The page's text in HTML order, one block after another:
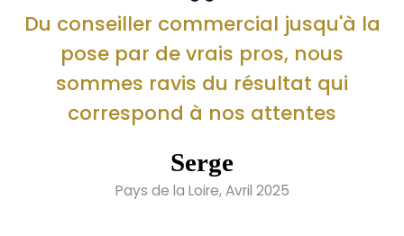
Du conseiller commercial jusqu'à la
pose par de vrais pros, nous
sommes ravis du résultat qui
correspond à nos attentes
Serge
Pays de la Loire, Avril 2025